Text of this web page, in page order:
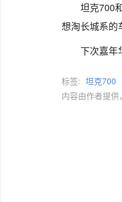
坦克700
想淘长城系的
下次嘉年
标签: 坦克700
内容由作者提